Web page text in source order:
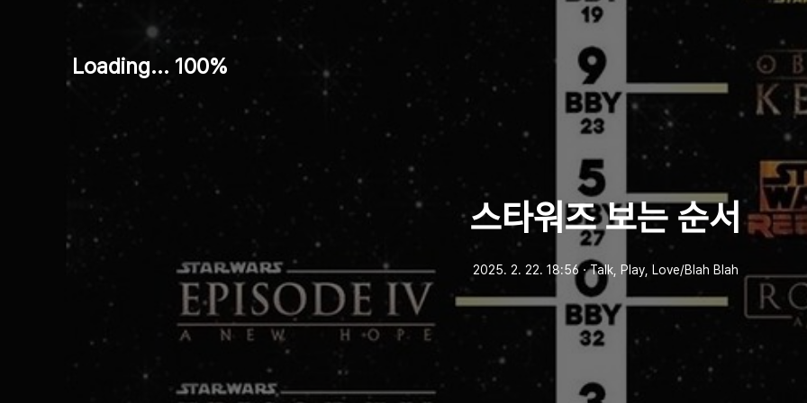
Loading... 100%
스타워즈 보는 순서
2025. 2. 22. 18:56ㆍTalk, Play, Love/Blah Blah